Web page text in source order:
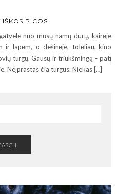
PICOS
nuo mūsų namų durų, kairėje
ir lapėm, o dešinėje, tolėliau, kino
turgų. Gausų ir triukšmingą – patį
Neįprastas čia turgus. Niekas […]